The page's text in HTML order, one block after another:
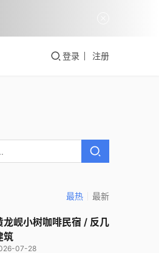
登录 注册
最热 最新
龙岘小树咖啡民宿 / 反几
筑
07-28